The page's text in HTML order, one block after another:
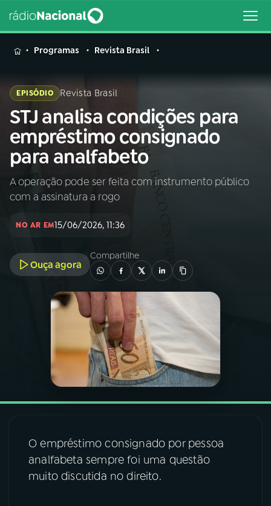
MENU
Buscar
na
Rádio
Nacional
Buscar
AO VIVO
INÍCIO
A RÁDIO
PROGRAMAÇÃO
PROGRAMAS
PODCASTS
07 ÚLTIMAS
Programas Revista Brasil
EPISÓDIO Revista Brasil
STJ analisa condições para
empréstimo consignado
para analfabeto
A operação pode ser feita com instrumento público
com a assinatura a rogo
NO AR EM15/06/2026, 11:36
Ouça agora
Compartilhe
O empréstimo consignado por pessoa
analfabeta sempre foi uma questão
muito discutida no direito.